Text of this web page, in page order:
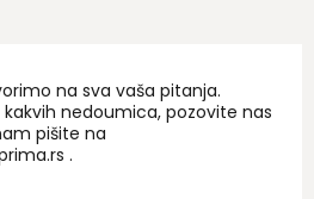
na sva vaša pitanja.
nedoumica, pozovite nas
pišite na
.